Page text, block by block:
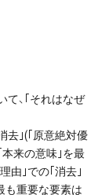
、｢それはなぜ
去｣(｢原意絶対優
本来の意味｣を最
由｣での｢消去｣
も重要な要素は